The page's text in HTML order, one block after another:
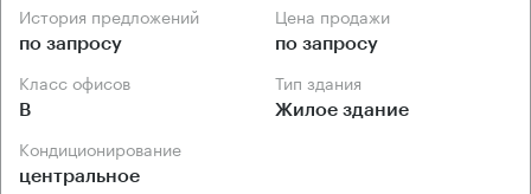
История предложений
по запросу
Цена продажи
по запросу
Класс офисов
B
Тип здания
Жилое здание
Кондиционирование
центральное